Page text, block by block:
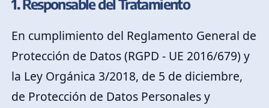
1. Responsable del Tratamiento
En cumplimiento del Reglamento General de
Protección de Datos (RGPD - UE 2016/679) y
la Ley Orgánica 3/2018, de 5 de diciembre,
de Protección de Datos Personales y